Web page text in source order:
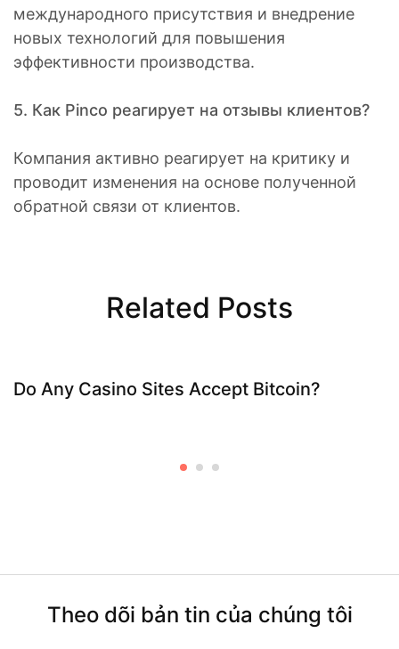
международного присутствия и внедрение
новых технологий для повышения
эффективности производства.
5. Как Pinco реагирует на отзывы клиентов?
Компания активно реагирует на критику и
проводит изменения на основе полученной
обратной связи от клиентов.
Related Posts
Do Any Casino Sites Accept Bitcoin?
Theo dõi bản tin của chúng tôi